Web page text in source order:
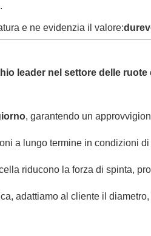
e ne evidenzia il valore:
leader nel settore delle
, garantendo un
a lungo termine in condizioni
riducono la forza di spinta,
adattiamo al cliente il